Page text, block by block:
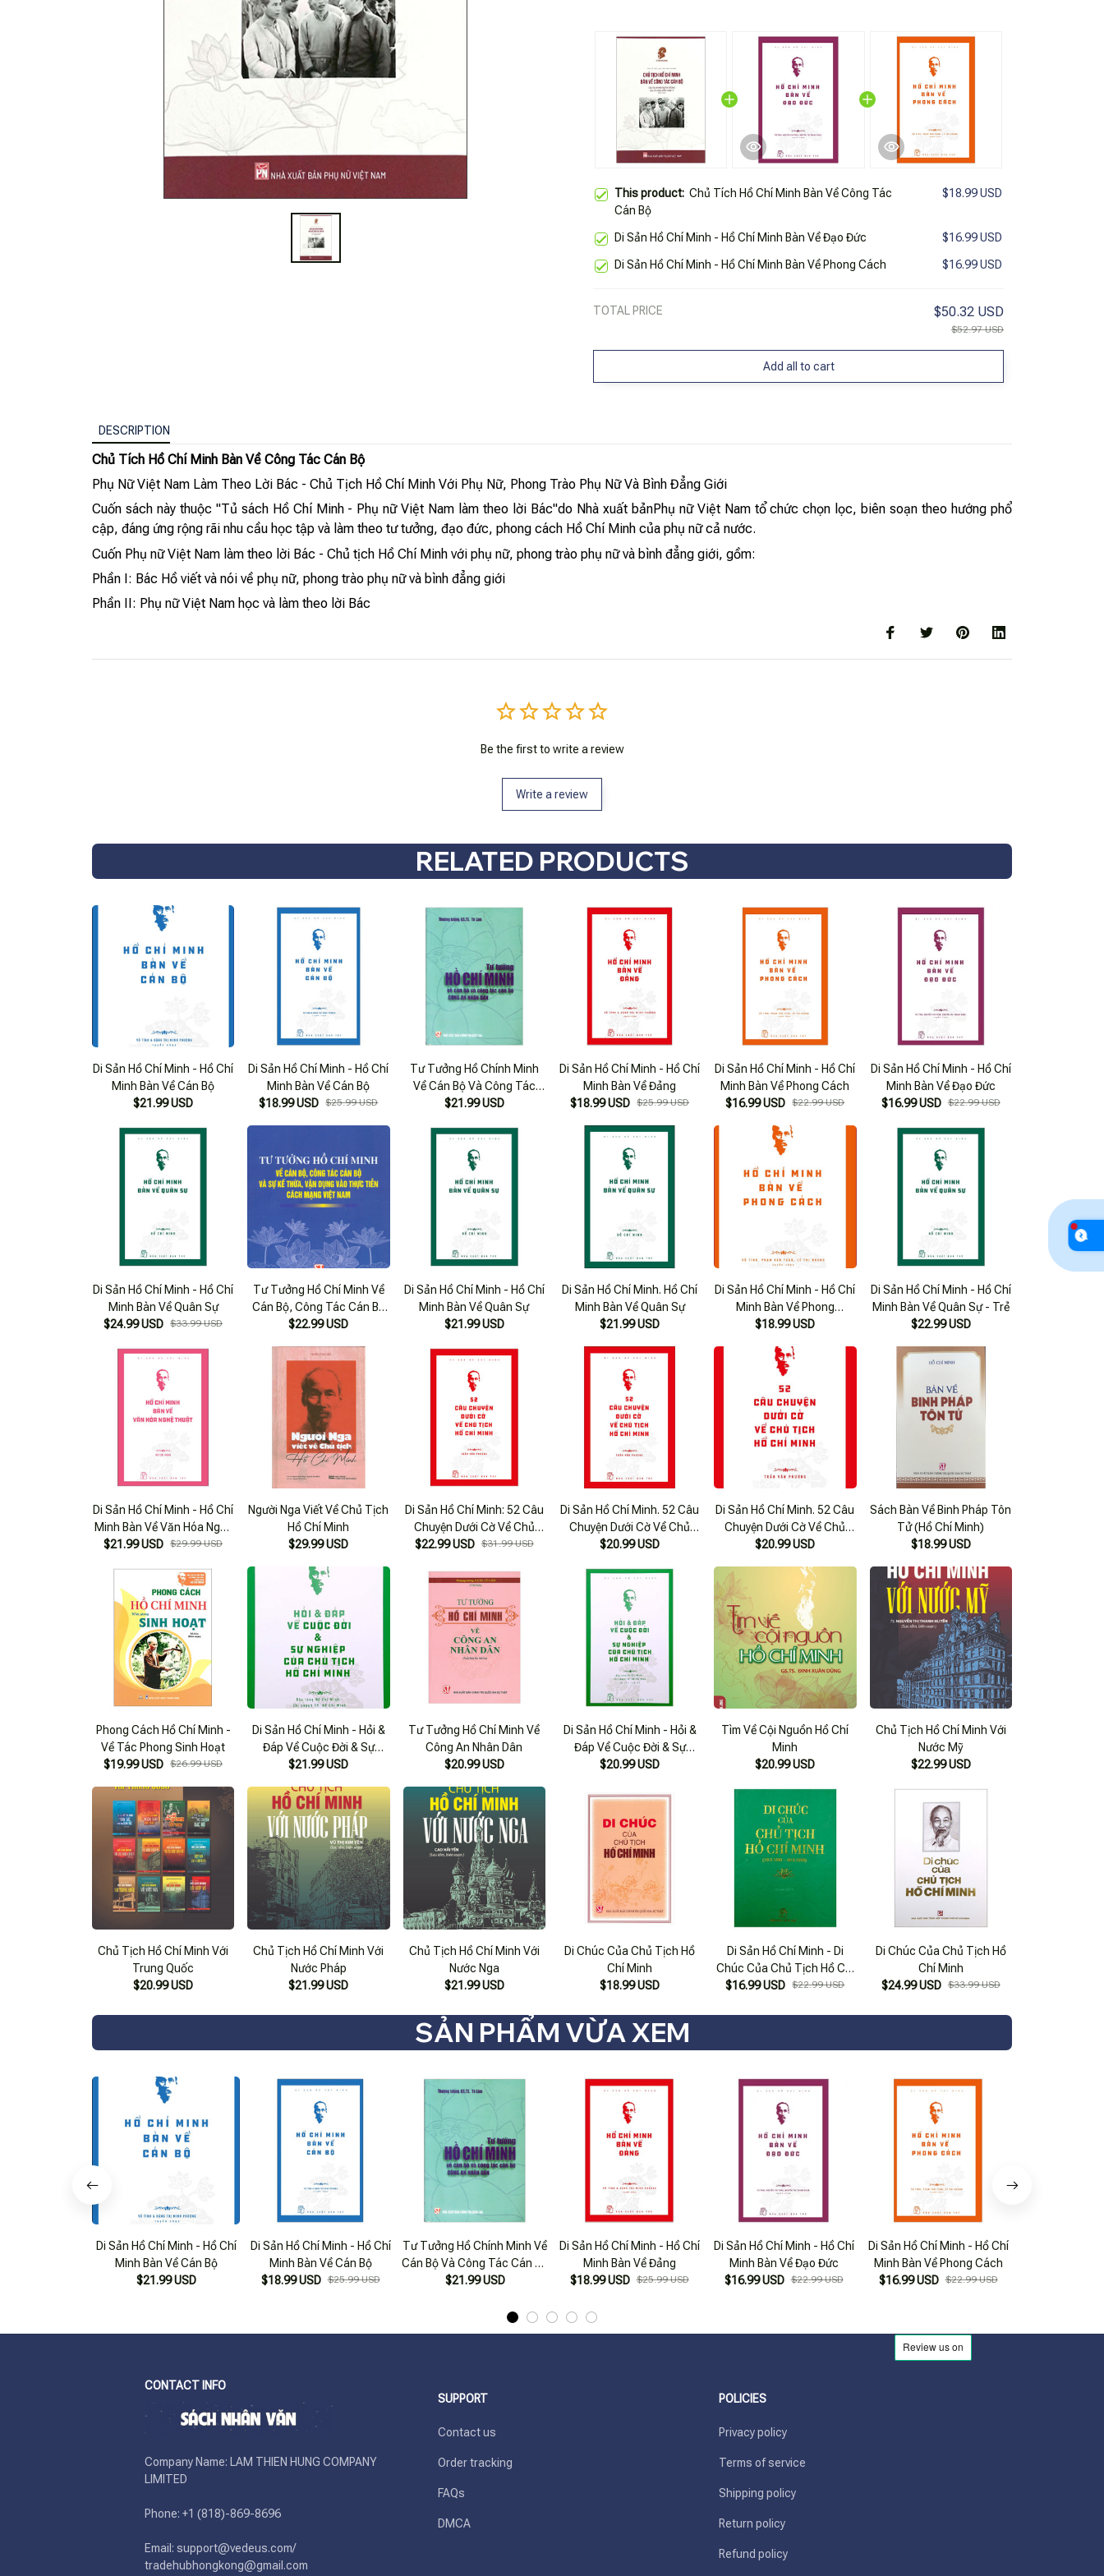
This product: Chủ Tích Hồ Chí Minh Bàn Về Công Tác
Cán Bộ
$18.99 USD
Di Sản Hồ Chí Minh - Hồ Chí Minh Bàn Về Đạo Đức $16.99 USD
Di Sản Hồ Chí Minh - Hồ Chí Minh Bàn Về Phong Cách $16.99 USD
TOTAL PRICE $50.32 USD
$52.97 USD
Add all to cart
DESCRIPTION
Chủ Tích Hồ Chí Minh Bàn Về Công Tác Cán Bộ
Phụ Nữ Việt Nam Làm Theo Lời Bác - Chủ Tịch Hồ Chí Minh Với Phụ Nữ, Phong Trào Phụ Nữ Và Bình Đẳng Giới
Cuốn sách này thuộc "Tủ sách Hồ Chí Minh - Phụ nữ Việt Nam làm theo lời Bác"do Nhà xuất bảnPhụ nữ Việt Nam tổ chức chọn lọc, biên soạn theo hướng phổ
cập, đáng ứng rộng rãi nhu cầu học tập và làm theo tư tưởng, đạo đức, phong cách Hồ Chí Minh của phụ nữ cả nước.
Cuốn Phụ nữ Việt Nam làm theo lời Bác - Chủ tịch Hồ Chí Minh với phụ nữ, phong trào phụ nữ và bình đẳng giới, gồm:
Phần I: Bác Hồ viết và nói về phụ nữ, phong trào phụ nữ và bình đẳng giới
Phần II: Phụ nữ Việt Nam học và làm theo lời Bác
Be the first to write a review
Write a review
RELATED PRODUCTS
Di Sản Hồ Chí Minh - Hồ Chí
Minh Bàn Về Cán Bộ
$21.99 USD
Di Sản Hồ Chí Minh - Hồ Chí
Minh Bàn Về Cán Bộ
$18.99 USD
$25.99 USD
Tư Tưởng Hồ Chính Minh
Về Cán Bộ Và Công Tác
Cán Bộ Công An Nhân Dân
$21.99 USD
Di Sản Hồ Chí Minh - Hồ Chí
Minh Bàn Về Đảng
$18.99 USD $25.99 USD
Di Sản Hồ Chí Minh - Hồ Chí
Minh Bàn Về Phong Cách
$16.99 USD
$22.99 USD
Di Sản Hồ Chí Minh - Hồ Chí
Minh Bàn Về Đạo Đức
$16.99 USD $22.99 USD
Di Sản Hồ Chí Minh - Hồ Chí
Minh Bàn Về Quân Sự
$24.99 USD $33.99 USD
Tư Tưởng Hồ Chí Minh Về
Cán Bộ, Công Tác Cán Bộ
Và Sự Kế Thừa, Vận Dụng
Việt Nam
$22.99 USD
Di Sản Hồ Chí Minh - Hồ Chí
Minh Bàn Về Quân Sự
$21.99 USD
Di Sản Hồ Chí Minh. Hồ Chí
Minh Bàn Về Quân Sự
$21.99 USD
Di Sản Hồ Chí Minh - Hồ Chí
Minh Bàn Về Phong
Cách_Tre
$18.99 USD
Di Sản Hồ Chí Minh - Hồ Chí
Minh Bàn Về Quân Sự - Trẻ
$22.99 USD
Di Sản Hồ Chí Minh - Hồ Chí
Minh Bàn Về Văn Hóa Nghệ
Thuật
$21.99 USD $29.99 USD
Người Nga Viết Về Chủ Tịch
Hồ Chí Minh
$29.99 USD
Di Sản Hồ Chí Minh: 52 Câu
Chuyện Dưới Cờ Về Chủ
Tịch Hồ Chí Minh
$22.99 USD $31.99 USD
Di Sản Hồ Chí Minh. 52 Câu
Chuyện Dưới Cờ Về Chủ
Tịch Hồ Chí Minh
$20.99 USD
Di Sản Hồ Chí Minh. 52 Câu
Chuyện Dưới Cờ Về Chủ
Tịch Hồ Chí Minh
$20.99 USD
Sách Bàn Về Binh Pháp Tôn
Tử (Hồ Chí Minh)
$18.99 USD
Phong Cách Hồ Chí Minh -
Về Tác Phong Sinh Hoạt
$19.99 USD $26.99 USD
Di Sản Hồ Chí Minh - Hỏi &
Đáp Về Cuộc Đời & Sự
Nghiệp Của Chủ Tịch Hồ
$21.99 USD
Tư Tưởng Hồ Chí Minh Về
Công An Nhân Dân
$20.99 USD
Di Sản Hồ Chí Minh - Hỏi &
Đáp Về Cuộc Đời & Sự
Nghiệp Của Chủ Tịch Hồ
$20.99 USD
Tìm Về Cội Nguồn Hồ Chí
Minh
$20.99 USD
Chủ Tịch Hồ Chí Minh Với
Nước Mỹ
$22.99 USD
Chủ Tịch Hồ Chí Minh Với
Trung Quốc
$20.99 USD
Chủ Tịch Hồ Chí Minh Với
Nước Pháp
$21.99 USD
Chủ Tịch Hồ Chí Minh Với
Nước Nga
$21.99 USD
Di Chúc Của Chủ Tịch Hồ
Chí Minh
$18.99 USD
Di Sản Hồ Chí Minh - Di
Chúc Của Chủ Tịch Hồ Chí
Minh (Khổ Nhỏ) (Tái Bản
$16.99 USD $22.99 USD
Di Chúc Của Chủ Tịch Hồ
Chí Minh
$24.99 USD $33.99 USD
SẢN PHẨM VỪA XEM
Di Sản Hồ Chí Minh - Hồ Chí
Minh Bàn Về Cán Bộ
$21.99 USD
Di Sản Hồ Chí Minh - Hồ Chí
Minh Bàn Về Cán Bộ
$18.99 USD $25.99 USD
Tư Tưởng Hồ Chính Minh Về
Cán Bộ Và Công Tác Cán Bộ
Công An Nhân Dân
$21.99 USD
Di Sản Hồ Chí Minh - Hồ Chí
Minh Bàn Về Đảng
$18.99 USD $25.99 USD
Di Sản Hồ Chí Minh - Hồ Chí
Minh Bàn Về Đạo Đức
$16.99 USD $22.99 USD
Di Sản Hồ Chí Minh - Hồ Chí
Minh Bàn Về Phong Cách
$16.99 USD $22.99 USD
CONTACT INFO
Company Name: LAM THIEN HUNG COMPANY
LIMITED
Phone: +1 (818)-869-8696
Email: support@vedeus.com/
tradehubhongkong@gmail.com
SUPPORT
Contact us
Order tracking
FAQs
DMCA
POLICIES
Privacy policy
Terms of service
Shipping policy
Return policy
Refund policy